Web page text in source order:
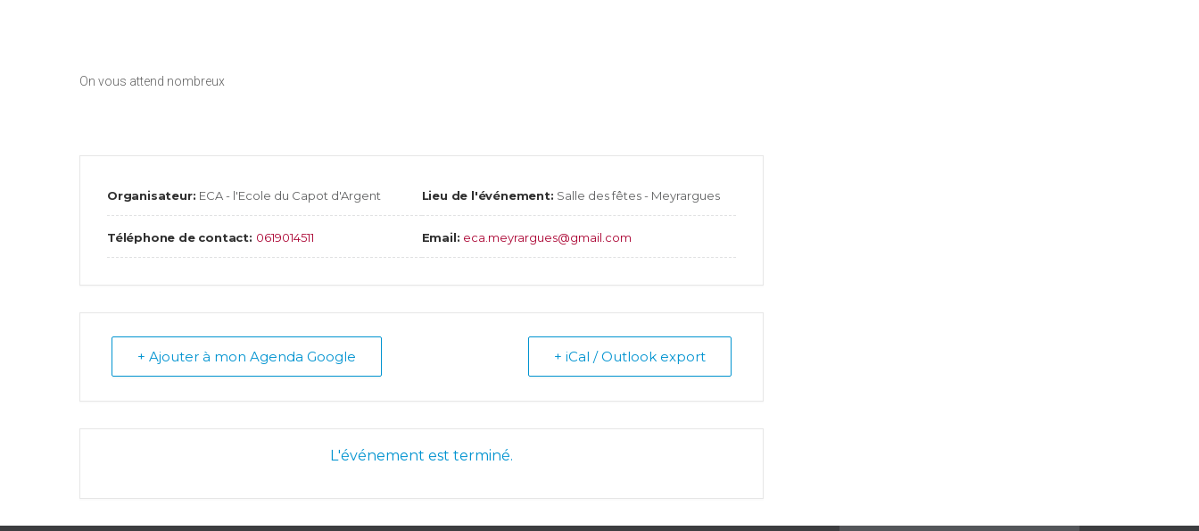
On vous attend nombreux
Organisateur: ECA - l'Ecole du Capot d'Argent Lieu de l'événement: Salle des fêtes - Meyrargues
Téléphone de contact: 0619014511 Email: eca.meyrargues@gmail.com
+ Ajouter à mon Agenda Google + iCal / Outlook export
L'événement est terminé.